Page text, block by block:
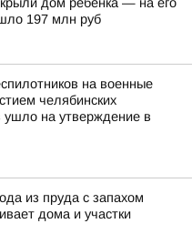
197 млн руб
на военные
челябинских
на утверждение в
из пруда с запахом
дома и участки